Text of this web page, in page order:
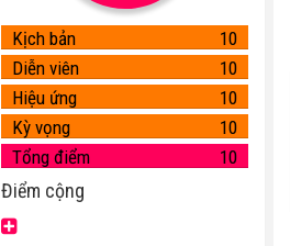
Kịch bản
10
Diễn viên
10
Hiệu ứng
10
Kỳ vọng
10
Tổng điểm
10
Điểm cộng